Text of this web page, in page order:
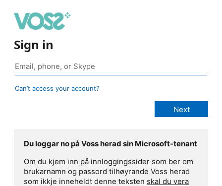
Sign in
Can’t access your account?
Du loggar no på Voss herad sin Microsoft-tenant
Om du kjem inn på innloggingssider som ber om
brukarnamn og passord tilhøyrande Voss herad
som ikkje inneheldt denne teksten skal du vera